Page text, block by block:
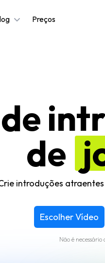
Preços
de
introduções
Escolher Vídeo
Não é